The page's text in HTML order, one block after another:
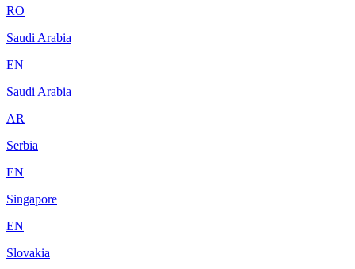
RO
Saudi Arabia
EN
Saudi Arabia
AR
Serbia
EN
Singapore
EN
Slovakia